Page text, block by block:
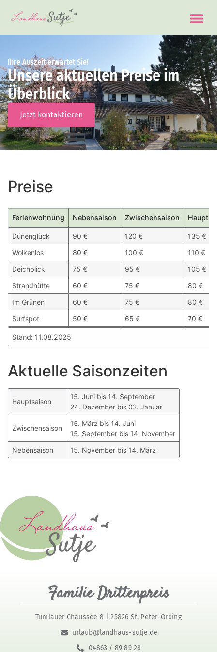
Ihre Auszeit erwartet Sie!
Unsere aktuellen Preise im
Überblick
Jetzt kontaktieren
Preise
Ferienwohnung Nebensaison Zwischensaison
Ferienwohnung Nebensaison Zwischensaison
Dünenglück 90 € 120 €
135 €
Wolkenlos
80 € 100 €
110 €
Deichblick
75 € 95 €
105 €
Strandhütte
60 € 75 €
80 €
Im Grünen
60 € 75 €
80 €
Surfspot
50 € 65 € 70 €
Stand: 11.08.2025
Aktuelle Saisonzeiten
Hauptsaison
15. Juni bis 14. September
24. Dezember bis 02. Januar
Zwischensaison
15. März bis 14. Juni
15. September bis 14. November
Nebensaison
15. November bis 14. März
Familie Drittenpreis
Tümlauer Chaussee 8 | 25826 St. Peter-Ording
urlaub@landhaus-sutje.de
04863 / 89 89 28